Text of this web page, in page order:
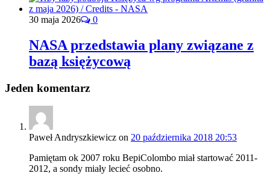
30 maja 2026 0
NASA przedstawia plany związane z
bazą księżycową
Jeden komentarz
Paweł Andryszkiewicz on 20 października 2018 20:53
Pamiętam ok 2007 roku BepiColombo miał startować 2011-
2012, a sondy miały lecieć osobno.